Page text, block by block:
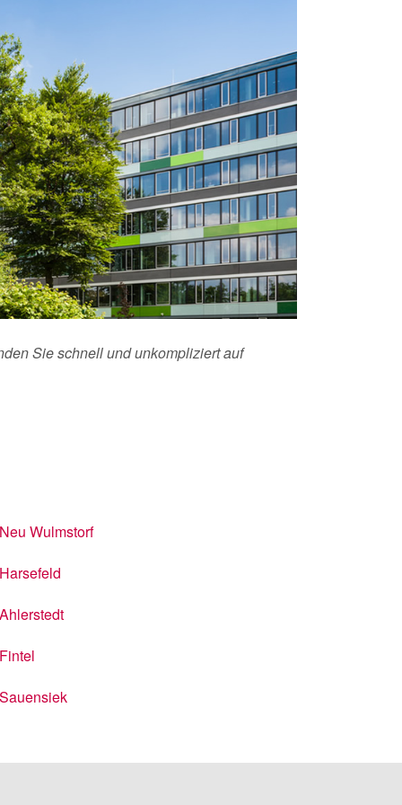
Sie schnell und unkompliziert auf
Neu Wulmstorf
Harsefeld
Ahlerstedt
Fintel
Sauensiek